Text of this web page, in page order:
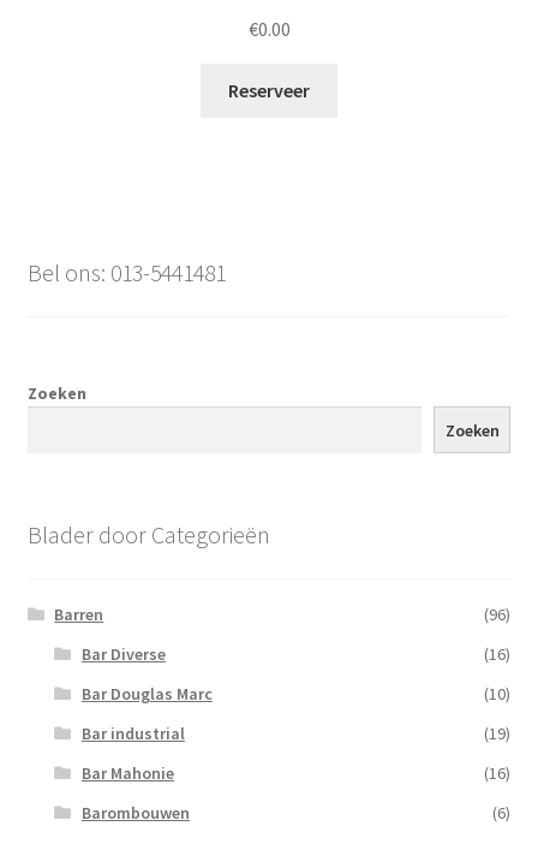
€0.00
Reserveer
Bel ons: 013-5441481
Zoeken
Zoeken
Blader door Categorieën
Barren
(96)
Bar Diverse
(16)
Bar Douglas Marc
(10)
Bar industrial
(19)
Bar Mahonie
(16)
Barombouwen
(6)